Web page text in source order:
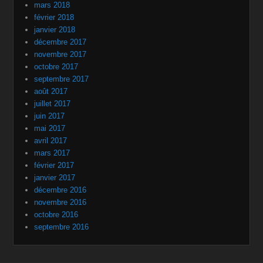
mars 2018
février 2018
janvier 2018
décembre 2017
novembre 2017
octobre 2017
septembre 2017
août 2017
juillet 2017
juin 2017
mai 2017
avril 2017
mars 2017
février 2017
janvier 2017
décembre 2016
novembre 2016
octobre 2016
septembre 2016